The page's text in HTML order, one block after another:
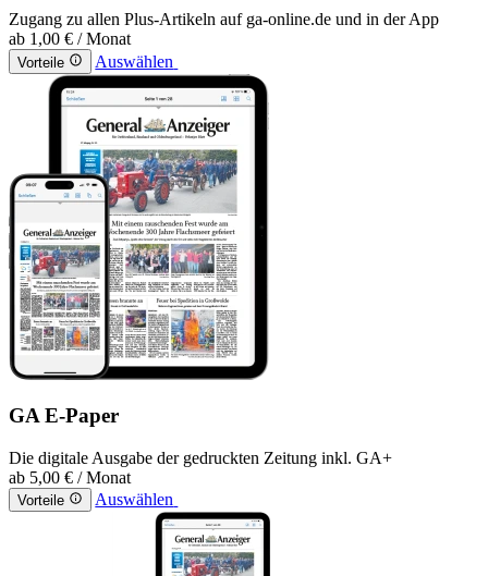
Zugang zu allen Plus-Artikeln auf ga-online.de und in der App
ab 1,00 € / Monat
Vorteile Auswählen
GA E-Paper
Die digitale Ausgabe der gedruckten Zeitung inkl. GA+
ab 5,00 € / Monat
Vorteile Auswählen